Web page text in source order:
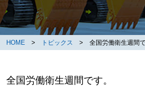
HOME > トピックス > 全国労働衛生週間で
全国労働衛生週間です。